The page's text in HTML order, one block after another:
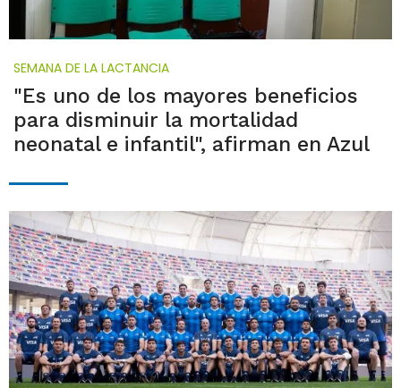
SEMANA DE LA LACTANCIA
"Es uno de los mayores beneficios
para disminuir la mortalidad
neonatal e infantil", afirman en Azul